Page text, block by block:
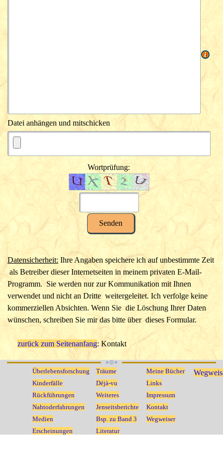
Datei anhängen und mitschicken
Wortprüfung:
Datensicherheit: Ihre Angaben speichere ich auf unbestimmte Zeit
als Betreiber dieser Internetseiten in meinem privaten E-Mail-
Programm. Sie werden nur zur Kommunikation mit Ihnen
verwendet und nicht an Dritte weitergeleitet. Ich verfolge keine
kommerziellen Absichten. Wenn Sie die Löschung Ihrer Daten
wünschen, schreiben Sie mir das bitte über dieses Formular.
zurück zum Seitenanfang: Kontakt
Überlebensforschung
Kinderfälle
Rückführungen
Nahtoderfahrungen
Medien
Erscheinungen
Träume
Déjà-vu
Weiteres
Jenseitsberichte
Bsp. zu Band 3
Literatur
Meine Bücher
Links
Impressum
Kontakt
Wegweiser